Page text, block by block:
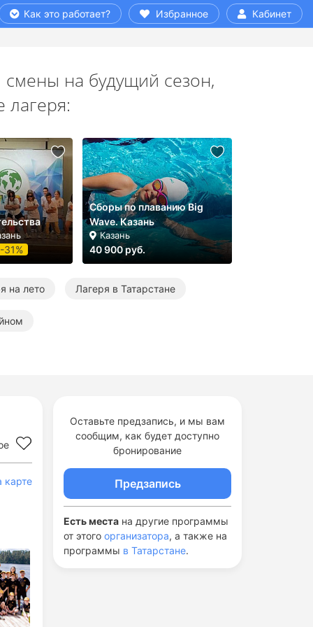
Как это работает? Избранное Кабинет
карте
Оставьте предзапись, и мы вам
сообщим, как будет доступно
бронирование
Предзапись
Есть места на другие программы
от этого организатора, а также на
программы в Татарстане.
на будущий сезон,
лагеря:
-31%
Сборы по плаванию Big
Wave. Казань
Казань
40 900 руб.
на лето Лагеря в Татарстане